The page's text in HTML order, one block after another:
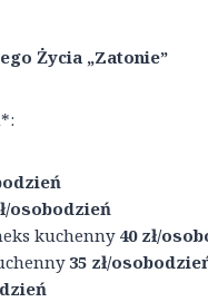
Życia „Zatonie”
osobodzień
kuchenny40 zł/
35 zł/